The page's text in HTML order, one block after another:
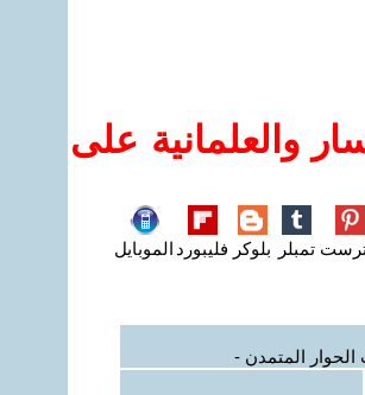
والعلمانية على
تمبلر بلوكر فليبورد الموبايل
الحوار المتمدن -